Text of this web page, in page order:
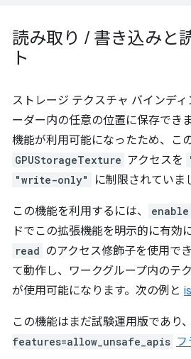
読み取り / 書き込みと
ト
ストレージ テクスチャ バインデ
ーダー内の任意の位置に保存できま
機能が利用可能になったため、こ
GPUStorageTexture アクセスを
"write-only" に制限されていま
この機能を利用するには、
ドでこの拡張機能を明示的に有効
read のアクセス修飾子を使用で
て動作し、ワークグループ内のテ
が使用可能になります。次の例と
この機能はまだ試験運用版であり
features=allow_unsafe_apis フ